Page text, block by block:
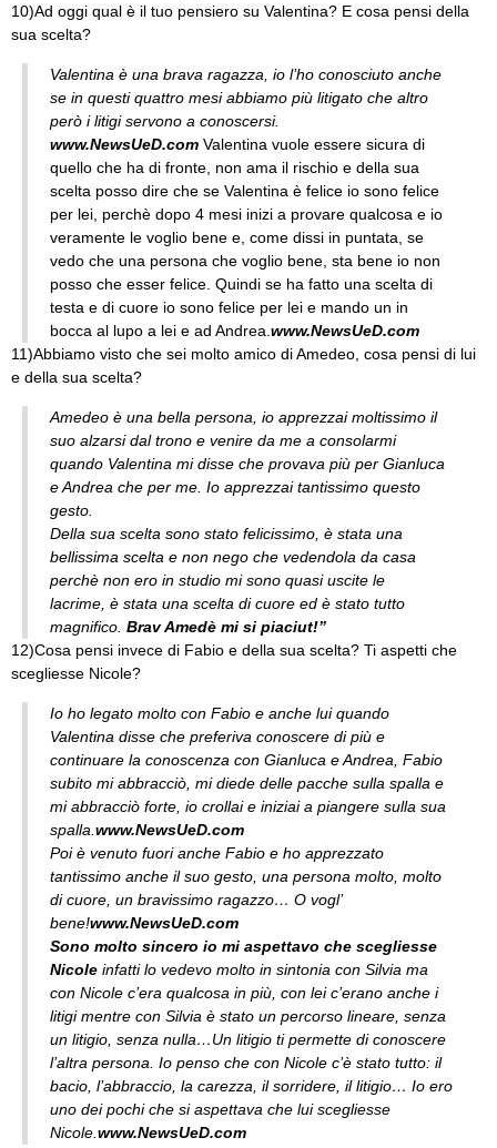
10)Ad oggi qual è il tuo pensiero su Valentina? E cosa pensi della
sua scelta?
Valentina è una brava ragazza, io l’ho conosciuto anche
se in questi quattro mesi abbiamo più litigato che altro
però i litigi servono a conoscersi.
www.NewsUeD.com Valentina vuole essere sicura di
quello che ha di fronte, non ama il rischio e della sua
scelta posso dire che se Valentina è felice io sono felice
per lei, perchè dopo 4 mesi inizi a provare qualcosa e io
veramente le voglio bene e, come dissi in puntata, se
vedo che una persona che voglio bene, sta bene io non
posso che esser felice. Quindi se ha fatto una scelta di
testa e di cuore io sono felice per lei e mando un in
bocca al lupo a lei e ad Andrea. www.NewsUeD.com
11)Abbiamo visto che sei molto amico di Amedeo, cosa pensi di lui
e della sua scelta?
Amedeo è una bella persona, io apprezzai moltissimo il
suo alzarsi dal trono e venire da me a consolarmi
quando Valentina mi disse che provava più per Gianluca
e Andrea che per me. Io apprezzai tantissimo questo
gesto.
Della sua scelta sono stato felicissimo, è stata una
bellissima scelta e non nego che vedendola da casa
perchè non ero in studio mi sono quasi uscite le
lacrime, è stata una scelta di cuore ed è stato tutto
magnifico. Brav Amedè mi si piaciut!”
12)Cosa pensi invece di Fabio e della sua scelta? Ti aspetti che
scegliesse Nicole?
Io ho legato molto con Fabio e anche lui quando
Valentina disse che preferiva conoscere di più e
continuare la conoscenza con Gianluca e Andrea, Fabio
subito mi abbracciò, mi diede delle pacche sulla spalla e
mi abbracciò forte, io crollai e iniziai a piangere sulla sua
spalla. www.NewsUeD.com
Poi è venuto fuori anche Fabio e ho apprezzato
tantissimo anche il suo gesto, una persona molto, molto
di cuore, un bravissimo ragazzo… O vogl’
bene!www.NewsUeD.com
Sono molto sincero io mi aspettavo che scegliesse
Nicole infatti lo vedevo molto in sintonia con Silvia ma
con Nicole c’era qualcosa in più, con lei c’erano anche i
litigi mentre con Silvia è stato un percorso lineare, senza
un litigio, senza nulla…Un litigio ti permette di conoscere
l’altra persona. Io penso che con Nicole c’è stato tutto: il
bacio, l’abbraccio, la carezza, il sorridere, il litigio… Io ero
uno dei pochi che si aspettava che lui scegliesse
Nicole. www.NewsUeD.com